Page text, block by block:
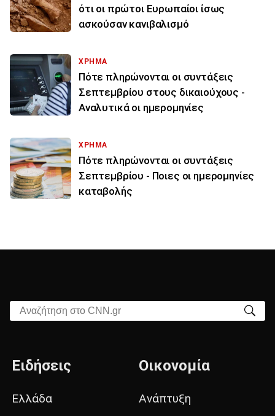
ότι οι πρώτοι Ευρωπαίοι ίσως
ασκούσαν κανιβαλισμό
ΧΡΗΜΑ
Πότε πληρώνονται οι συντάξεις
Σεπτεμβρίου στους δικαιούχους -
Αναλυτικά οι ημερομηνίες
ΧΡΗΜΑ
Πότε πληρώνονται οι συντάξεις
Σεπτεμβρίου - Ποιες οι ημερομηνίες
καταβολής
Αναζήτηση στο CNN.gr
Ειδήσεις
Ελλάδα
Οικονομία
Ανάπτυξη